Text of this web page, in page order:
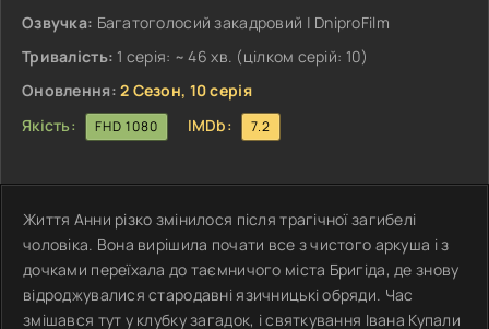
Озвучка: Багатоголосий закадровий | DniproFilm
Тривалість: 1 серія: ~ 46 хв. (цілком серій: 10)
Оновлення: 2 Сезон, 10 серія
Якість:
FHD 1080 IMDb: 7.2
Життя Анни різко змінилося після трагічної загибелі
чоловіка. Вона вирішила почати все з чистого аркуша і з
дочками переїхала до таємничого міста Бригіда, де знову
відроджувалися стародавні язичницькі обряди. Час
змішався тут у клубку загадок, і святкування Івана Купали